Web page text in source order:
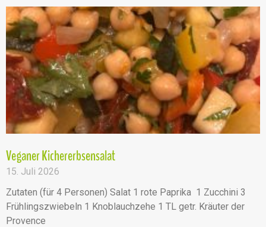
Veganer Kichererbsensalat
15. Juli 2026
Zutaten (für 4 Personen) Salat 1 rote Paprika 1 Zucchini 3
Frühlingszwiebeln 1 Knoblauchzehe 1 TL getr. Kräuter der
Provence